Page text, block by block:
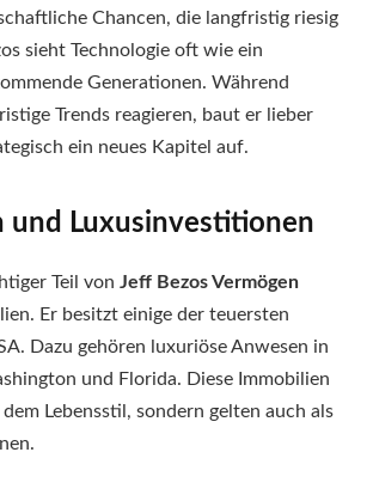
Chancen, die langfristig riesig
sieht Technologie oft wie ein
Generationen. Während
Trends reagieren, baut er lieber
ein neues Kapitel auf.
und Luxusinvestitionen
Teil von Jeff Bezos Vermögen
Er besitzt einige der teuersten
Dazu gehören luxuriöse Anwesen in
und Florida. Diese Immobilien
Lebensstil, sondern gelten auch als